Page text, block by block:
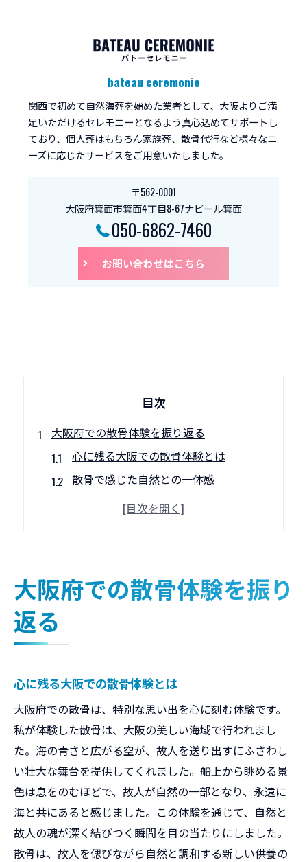
bateau ceremonie
関西で初めて自然海葬を始めた業者として、大阪よりご満
足いただけるセレモニーとなるよう真心込めてサポートし
ており、個人葬はもちろん家族葬、散骨代行など様々なニ
ーズに応じたサービスをご用意いたしました。
〒562-0001
大阪府箕面市箕面4丁目8-67ナビール箕面
050-6862-7460
お問い合わせはこちら
目次
大阪府での散骨体験を振り返る
心に残る大阪での散骨体験とは
散骨で感じた自然との一体感
故人との絆を感じる散骨の瞬間
自然と調和した大阪の散骨の魅力
大阪府でのエコフレンドリーな散骨
自然と調和する散骨の理由
大阪の自然が育む散骨の魅力
大阪の海で感じる散骨の特別な瞬間
海と共にある散骨の瞬間
大阪の海での散骨の意義
散骨で味わう自然との融合
大阪府での散骨体験を振り
返る
心に残る大阪での散骨体験とは
大阪府での散骨は、特別な思い出を心に刻む体験です。
私が体験した散骨は、大阪の美しい海域で行われまし
た。海の青さと広がる空が、故人を送り出すにふさわし
い壮大な舞台を提供してくれました。船上から眺める景
色は息をのむほどで、故人が自然の一部となり、永遠に
海と共にあると感じました。この体験を通じて、自然と
故人の魂が深く結びつく瞬間を目の当たりにしました。
散骨は、故人を偲びながら自然と調和する新しい供養の